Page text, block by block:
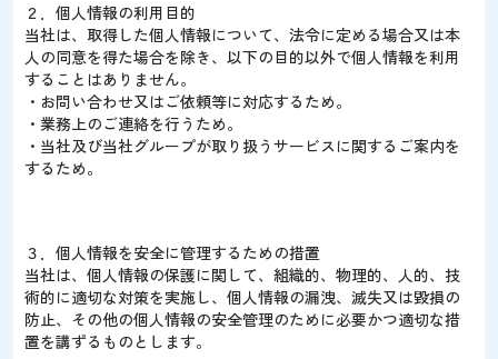
２．個人情報の利用目的
当社は、取得した個人情報について、法令に定める場合又は本
人の同意を得た場合を除き、以下の目的以外で個人情報を利用
することはありません。
・お問い合わせ又はご依頼等に対応するため。
・業務上のご連絡を行うため。
・当社及び当社グループが取り扱うサービスに関するご案内を
するため。
３．個人情報を安全に管理するための措置
当社は、個人情報の保護に関して、組織的、物理的、人的、技
術的に適切な対策を実施し、個人情報の漏洩、滅失又は毀損の
防止、その他の個人情報の安全管理のために必要かつ適切な措
置を講ずるものとします。